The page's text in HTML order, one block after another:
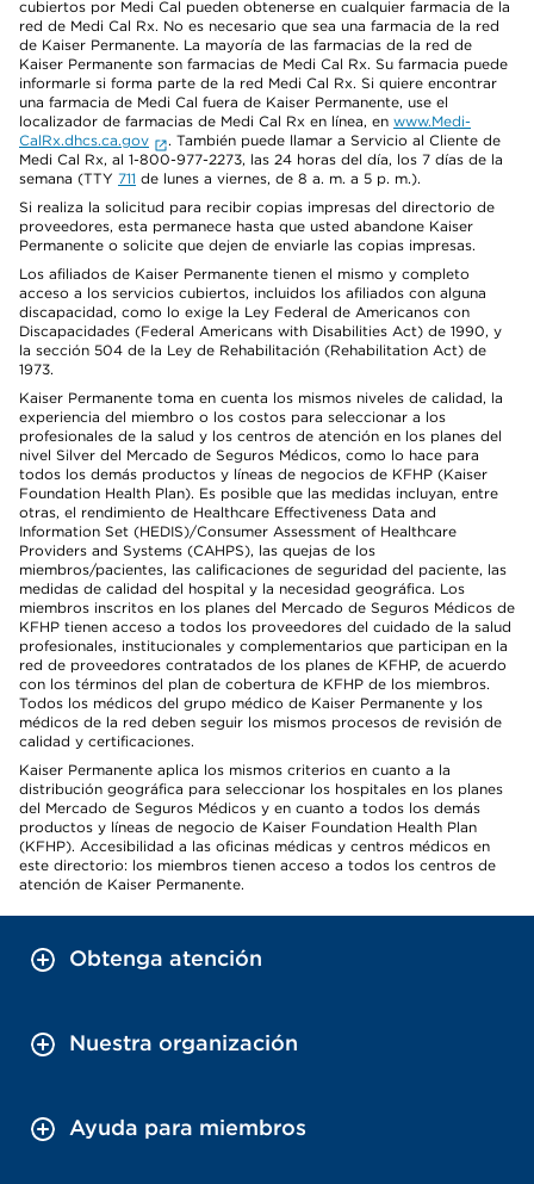
cubiertos por Medi Cal pueden obtenerse en cualquier farmacia de la
red de Medi Cal Rx. No es necesario que sea una farmacia de la red
de Kaiser Permanente. La mayoría de las farmacias de la red de
Kaiser Permanente son farmacias de Medi Cal Rx. Su farmacia puede
informarle si forma parte de la red Medi Cal Rx. Si quiere encontrar
una farmacia de Medi Cal fuera de Kaiser Permanente, use el
localizador de farmacias de Medi Cal Rx en línea, en www.Medi-
CalRx.dhcs.ca.gov
. También puede llamar a Servicio al Cliente de
Medi Cal Rx, al 1-800-977-2273, las 24 horas del día, los 7 días de la
semana (TTY 711 de lunes a viernes, de 8 a. m. a 5 p. m.).
Si realiza la solicitud para recibir copias impresas del directorio de
proveedores, esta permanece hasta que usted abandone Kaiser
Permanente o solicite que dejen de enviarle las copias impresas.
Los afiliados de Kaiser Permanente tienen el mismo y completo
acceso a los servicios cubiertos, incluidos los afiliados con alguna
discapacidad, como lo exige la Ley Federal de Americanos con
Discapacidades (Federal Americans with Disabilities Act) de 1990, y
la sección 504 de la Ley de Rehabilitación (Rehabilitation Act) de
1973.
Kaiser Permanente toma en cuenta los mismos niveles de calidad, la
experiencia del miembro o los costos para seleccionar a los
profesionales de la salud y los centros de atención en los planes del
nivel Silver del Mercado de Seguros Médicos, como lo hace para
todos los demás productos y líneas de negocios de KFHP (Kaiser
Foundation Health Plan). Es posible que las medidas incluyan, entre
otras, el rendimiento de Healthcare Effectiveness Data and
Information Set (HEDIS)/Consumer Assessment of Healthcare
Providers and Systems (CAHPS), las quejas de los
miembros/pacientes, las calificaciones de seguridad del paciente, las
medidas de calidad del hospital y la necesidad geográfica. Los
miembros inscritos en los planes del Mercado de Seguros Médicos de
KFHP tienen acceso a todos los proveedores del cuidado de la salud
profesionales, institucionales y complementarios que participan en la
red de proveedores contratados de los planes de KFHP, de acuerdo
con los términos del plan de cobertura de KFHP de los miembros.
Todos los médicos del grupo médico de Kaiser Permanente y los
médicos de la red deben seguir los mismos procesos de revisión de
calidad y certificaciones.
Kaiser Permanente aplica los mismos criterios en cuanto a la
distribución geográfica para seleccionar los hospitales en los planes
del Mercado de Seguros Médicos y en cuanto a todos los demás
productos y líneas de negocio de Kaiser Foundation Health Plan
(KFHP). Accesibilidad a las oficinas médicas y centros médicos en
este directorio: los miembros tienen acceso a todos los centros de
atención de Kaiser Permanente.
Obtenga atención
Nuestra organización
Ayuda para miembros